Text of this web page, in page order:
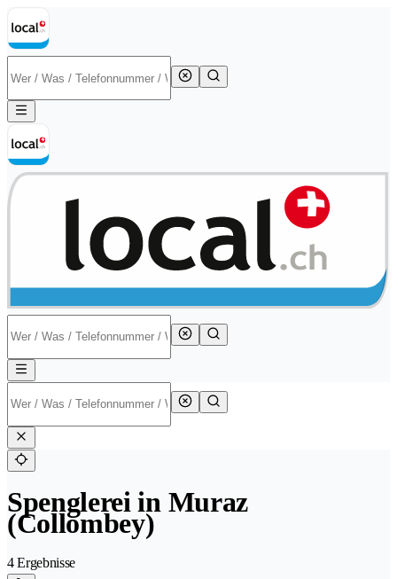
Spenglerei in Muraz
(Collombey)
4 Ergebnisse